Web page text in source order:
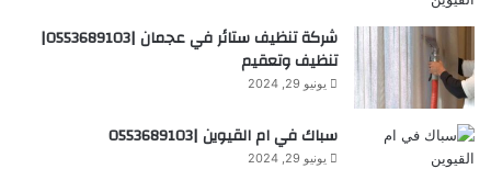
شركة تنظيف ستائر في عجمان |0553689103|
تنظيف وتعقيم
يونيو 29, 2024
سباك في ام القيوين |0553689103
يونيو 29, 2024